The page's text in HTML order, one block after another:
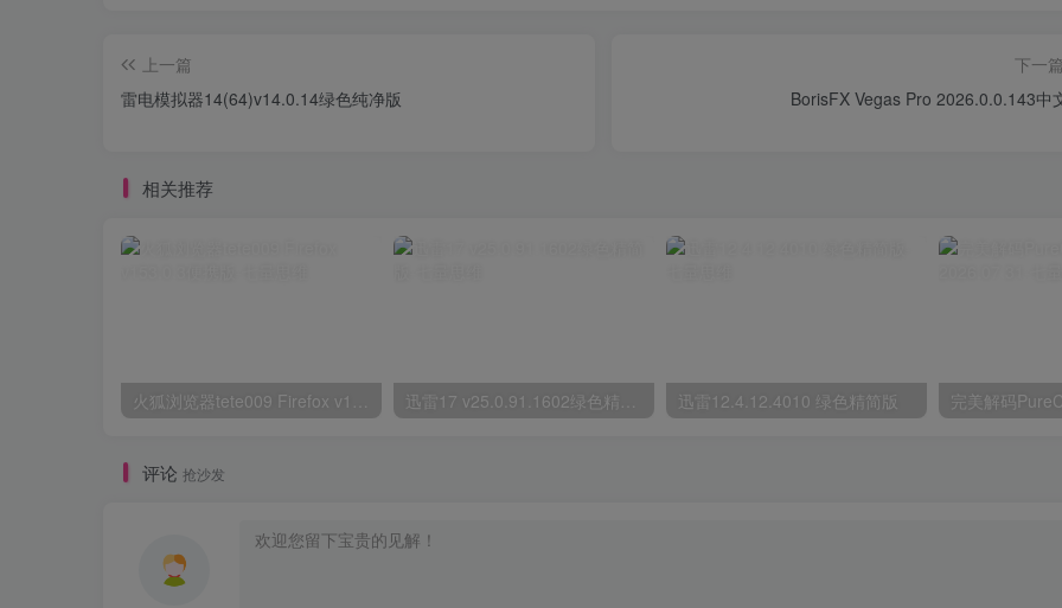
上一篇
雷电模拟器14(64)v14.0.14绿色纯净版
下一篇
BorisFX Vegas Pro 2026.0.0.143中
相关推荐
迅雷12.4.12.4010 绿色精简版
评论 抢沙发